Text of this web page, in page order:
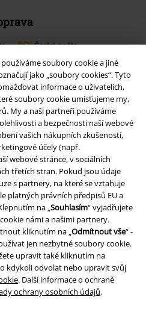
soubory cookie a jiné
jako „soubory cookies“. Tyto
informace o uživatelích,
soubory cookie umísťujeme my,
My a naši partneři používáme
a bezpečnosti naší webové
vašich nákupních zkušeností,
účely (např.
webové stránce, v sociálních
třetích stran. Pokud jsou údaje
s partnery, na které se vztahuje
platných právních předpisů EU a
na „Souhlasím“ vyjadřujete
námi a našimi partnery.
kliknutím na „Odmítnout vše“ -
jen nezbytné soubory cookie.
upravit také kliknutím na
kdykoli odvolat nebo upravit svůj
. Další informace o ochraně
ochrany osobních údajů.
Balík Do ruky
aplikaci
zdarma a využijte všechny nové
a výhody!
Group Company